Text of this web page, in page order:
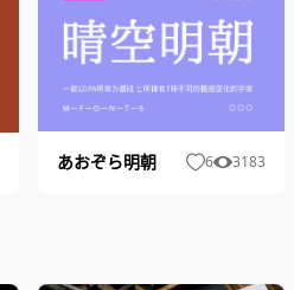
あおぞら明朝 6 3183